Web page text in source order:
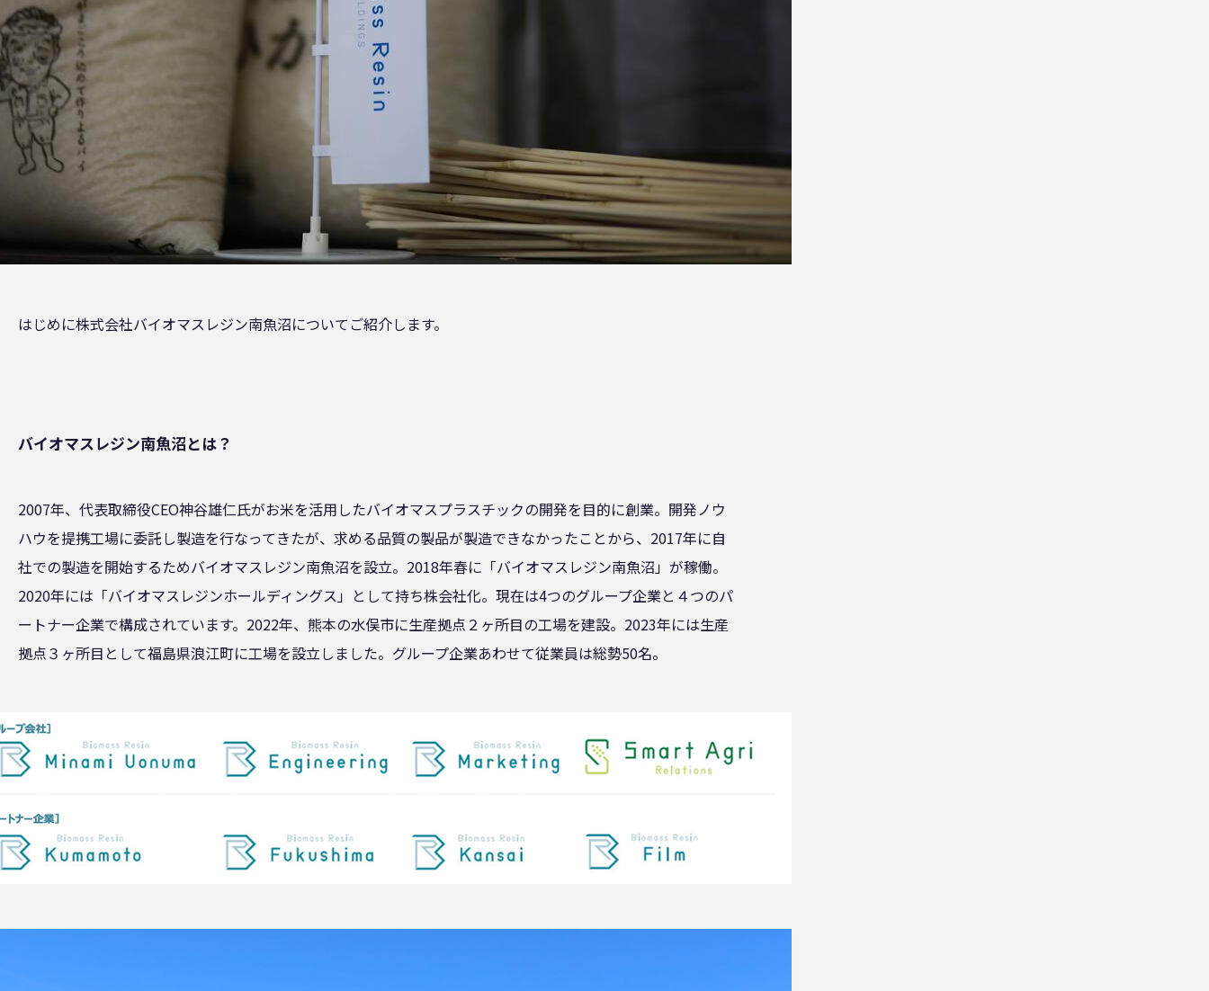
はじめに株式会社バイオマスレジン南魚沼についてご紹介します。
バイオマスレジン南魚沼とは？
2007年、代表取締役CEO神谷雄仁氏がお米を活用したバイオマスプラスチックの開発を目的に創業。開発ノウ
ハウを提携工場に委託し製造を行なってきたが、求める品質の製品が製造できなかったことから、2017年に自
社での製造を開始するためバイオマスレジン南魚沼を設立。2018年春に「バイオマスレジン南魚沼」が稼働。
2020年には「バイオマスレジンホールディングス」として持ち株会社化。現在は4つのグループ企業と４つのパ
ートナー企業で構成されています。2022年、熊本の水俣市に生産拠点２ヶ所目の工場を建設。2023年には生産
拠点３ヶ所目として福島県浪江町に工場を設立しました。グループ企業あわせて従業員は総勢50名。